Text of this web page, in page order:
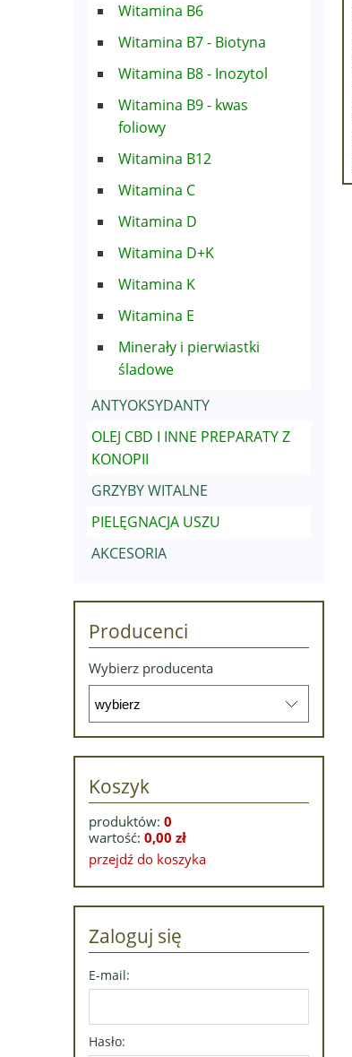
Witamina B6
Witamina B7 - Biotyna
Witamina B8 - Inozytol
Witamina B9 - kwas
foliowy
Witamina B12
Witamina C
Witamina D
Witamina D+K
Witamina K
Witamina E
Minerały i pierwiastki
śladowe
ANTYOKSYDANTY
OLEJ CBD I INNE PREPARATY Z
KONOPII
GRZYBY WITALNE
PIELĘGNACJA USZU
AKCESORIA
Producenci
Wybierz producenta
Koszyk
produktów: 0
wartość: 0,00 zł
przejdź do koszyka
Zaloguj się
E-mail:
Hasło: